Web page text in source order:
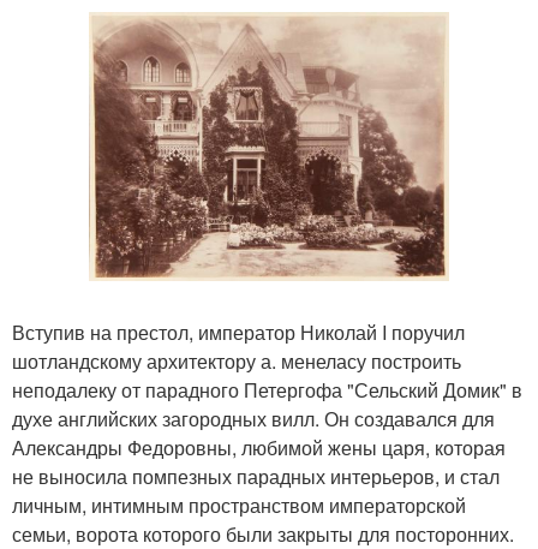
Вступив на престол, император Николай I поручил
шотландскому архитектору а. менеласу построить
неподалеку от парадного Петергофа "Сельский Домик" в
духе английских загородных вилл. Он создавался для
Александры Федоровны, любимой жены царя, которая
не выносила помпезных парадных интерьеров, и стал
личным, интимным пространством императорской
семьи, ворота которого были закрыты для посторонних.